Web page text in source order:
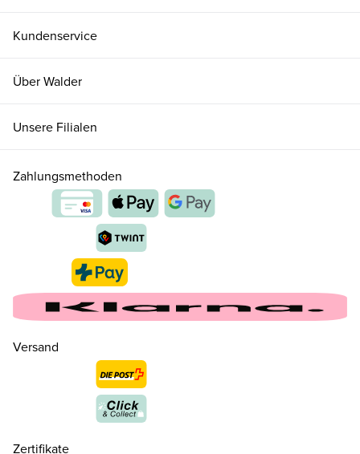
Kundenservice
Über Walder
Unsere Filialen
Zahlungsmethoden
Versand
Zertifikate